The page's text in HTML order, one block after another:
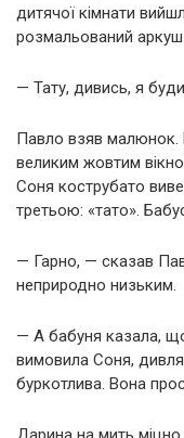
дитячої кімнати
розмальований аркуш
— Тату, дивись, я
Павло взяв малюнок.
великим жовтим
Соня кострубато
третьою: «тато».
— Гарно, — сказав
неприродно низьким.
— А бабуня казала,
вимовила Соня,
буркотлива. Вона